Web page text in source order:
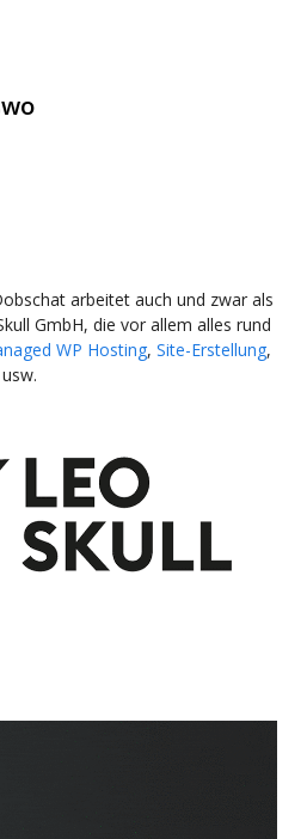
arbeitet auch und zwar als
GmbH, die vor allem alles rund
WP Hosting, Site-Erstellung,
usw.